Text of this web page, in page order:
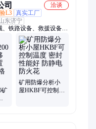
司
洽谈
L3 真实工厂
东济宁
铁路设备、救援设备、
矿
矿用防爆分析小
屋HKBF可控制温